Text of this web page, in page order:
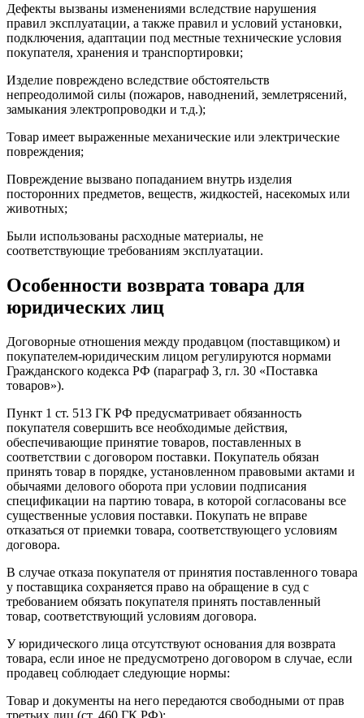
Дефекты вызваны изменениями вследствие нарушения
правил эксплуатации, а также правил и условий установки,
подключения, адаптации под местные технические условия
покупателя, хранения и транспортировки;
Изделие повреждено вследствие обстоятельств
непреодолимой силы (пожаров, наводнений, землетрясений,
замыкания электропроводки и т.д.);
Товар имеет выраженные механические или электрические
повреждения;
Повреждение вызвано попаданием внутрь изделия
посторонних предметов, веществ, жидкостей, насекомых или
животных;
Были использованы расходные материалы, не
соответствующие требованиям эксплуатации.
Особенности возврата товара для
юридических лиц
Договорные отношения между продавцом (поставщиком) и
покупателем-юридическим лицом регулируются нормами
Гражданского кодекса РФ (параграф 3, гл. 30 «Поставка
товаров»).
Пункт 1 ст. 513 ГК РФ предусматривает обязанность
покупателя совершить все необходимые действия,
обеспечивающие принятие товаров, поставленных в
соответствии с договором поставки. Покупатель обязан
принять товар в порядке, установленном правовыми актами и
обычаями делового оборота при условии подписания
спецификации на партию товара, в которой согласованы все
существенные условия поставки. Покупать не вправе
отказаться от приемки товара, соответствующего условиям
договора.
В случае отказа покупателя от принятия поставленного товара
у поставщика сохраняется право на обращение в суд с
требованием обязать покупателя принять поставленный
товар, соответствующий условиям договора.
У юридического лица отсутствуют основания для возврата
товара, если иное не предусмотрено договором в случае, если
продавец соблюдает следующие нормы:
Товар и документы на него передаются свободными от прав
третьих лиц (ст. 460 ГК РФ);